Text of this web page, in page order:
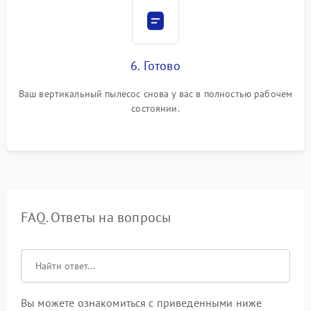
6. Готово
Ваш вертикальный пылесос снова у вас в полностью рабочем
состоянии.
FAQ. Ответы на вопросы
Вы можете ознакомиться с приведенными ниже